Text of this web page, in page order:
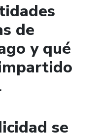
de
y qué
se